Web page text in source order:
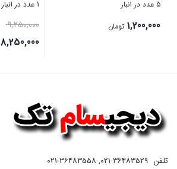
11%
است.
تلفن 021-36483529
,
021-36483558